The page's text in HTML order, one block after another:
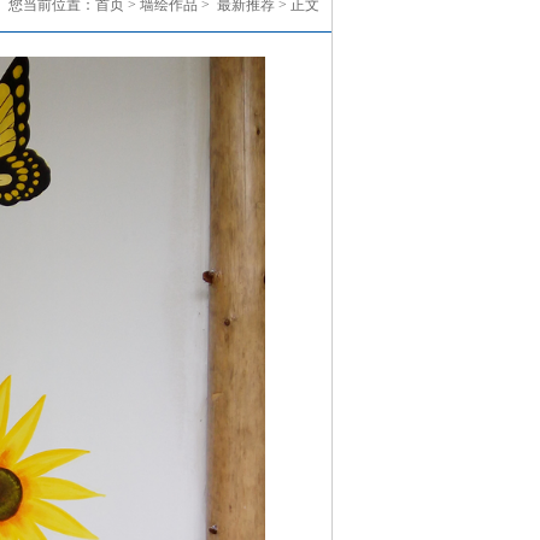
您当前位置： 首页 > 墙绘作品 > 最新推荐 > 正文